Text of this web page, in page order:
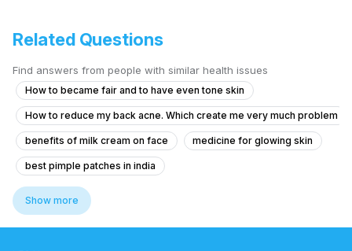
Related Questions
Find answers from people with similar health issues
How to became fair and to have even tone skin
How to reduce my back acne. Which create me very much problem
benefits of milk cream on face medicine for glowing skin
best pimple patches in india
how to reduce face pigmentation
derma roller for acne scars
Show more